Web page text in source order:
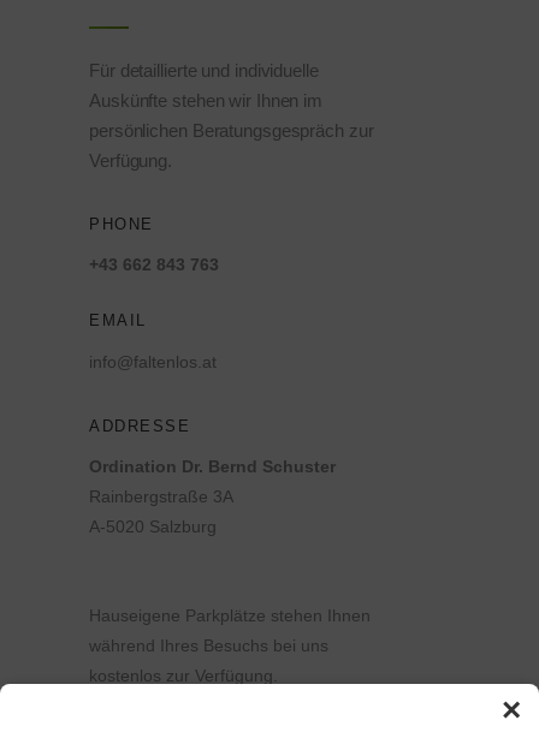
Für detaillierte und individuelle
Auskünfte stehen wir Ihnen im
persönlichen Beratungsgespräch zur
Verfügung.
PHONE
+43 662 843 763
EMAIL
info@faltenlos.at
ADDRESSE
Ordination Dr. Bernd Schuster
Rainbergstraße 3A
A-5020 Salzburg
Hauseigene Parkplätze stehen Ihnen
während Ihres Besuchs bei uns
kostenlos zur Verfügung.
×